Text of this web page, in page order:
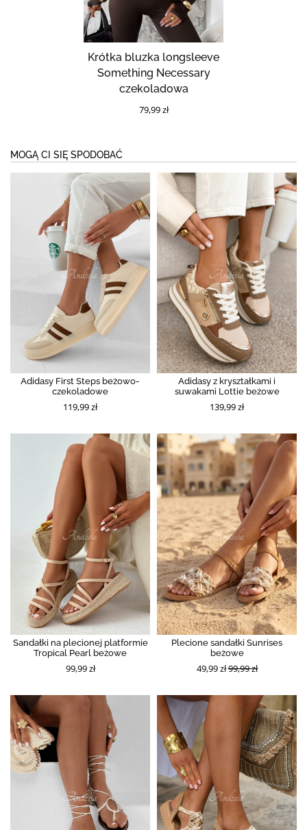
Krótka bluzka longsleeve
Something Necessary
czekoladowa
79,99 zł
MOGĄ CI SIĘ SPODOBAĆ
Adidasy First Steps beżowo-
czekoladowe
119,99 zł
Adidasy z kryształkami i
suwakami Lottie beżowe
139,99 zł
Sandałki na plecionej platformie
Tropical Pearl beżowe
99,99 zł
Plecione sandałki Sunrises
beżowe
49,99 zł99,99 zł